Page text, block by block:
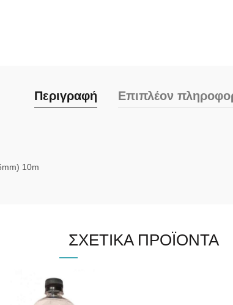
Περιγραφή Επιπλέον
10m
ΣΧΕΤΙΚΆ ΠΡΟΪΌΝΤΑ